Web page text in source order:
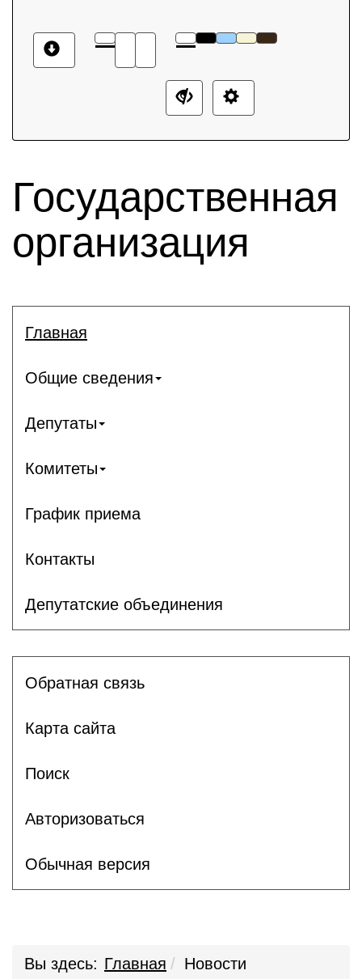
Государственная
организация
Главная
Общие сведения
Депутаты
Комитеты
График приема
Контакты
Депутатские объединения
Обратная связь
Карта сайта
Поиск
Авторизоваться
Обычная версия
Вы здесь: Главная Новости